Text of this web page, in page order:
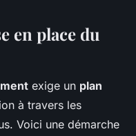
en place du
exige un plan
à travers les
Voici une démarche